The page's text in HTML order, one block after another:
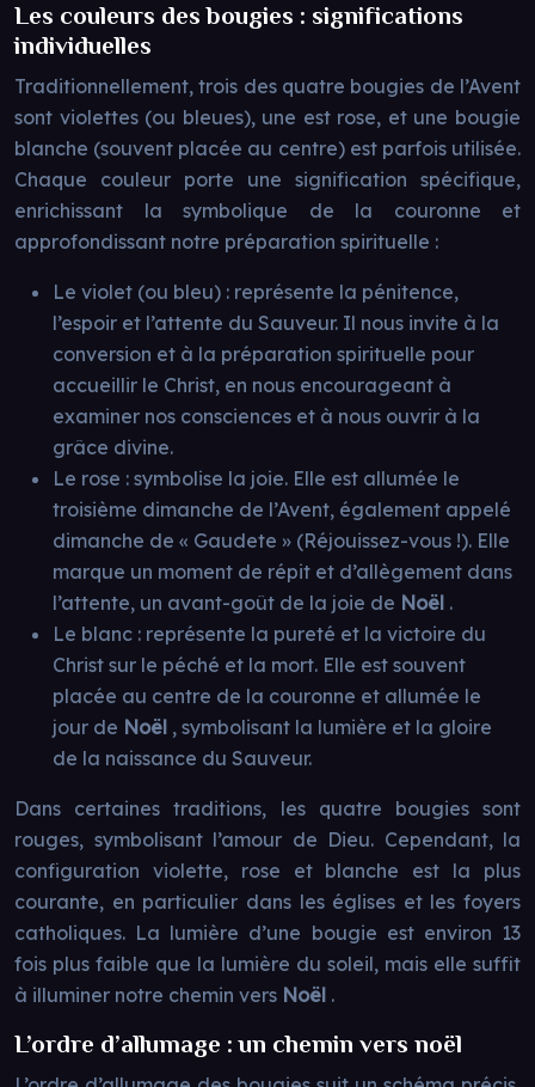
Les couleurs des bougies : significations
individuelles
Traditionnellement, trois des quatre bougies de l’Avent
sont violettes (ou bleues), une est rose, et une bougie
blanche (souvent placée au centre) est parfois utilisée.
Chaque couleur porte une signification spécifique,
enrichissant la symbolique de la couronne et
approfondissant notre préparation spirituelle :
Le violet (ou bleu) : représente la pénitence,
l’espoir et l’attente du Sauveur. Il nous invite à la
conversion et à la préparation spirituelle pour
accueillir le Christ, en nous encourageant à
examiner nos consciences et à nous ouvrir à la
grâce divine.
Le rose : symbolise la joie. Elle est allumée le
troisième dimanche de l’Avent, également appelé
dimanche de « Gaudete » (Réjouissez-vous !). Elle
marque un moment de répit et d’allègement dans
l’attente, un avant-goût de la joie de Noël .
Le blanc : représente la pureté et la victoire du
Christ sur le péché et la mort. Elle est souvent
placée au centre de la couronne et allumée le
jour de Noël , symbolisant la lumière et la gloire
de la naissance du Sauveur.
Dans certaines traditions, les quatre bougies sont
rouges, symbolisant l’amour de Dieu. Cependant, la
configuration violette, rose et blanche est la plus
courante, en particulier dans les églises et les foyers
catholiques. La lumière d’une bougie est environ 13
fois plus faible que la lumière du soleil, mais elle suffit
à illuminer notre chemin vers Noël .
L’ordre d’allumage : un chemin vers noël